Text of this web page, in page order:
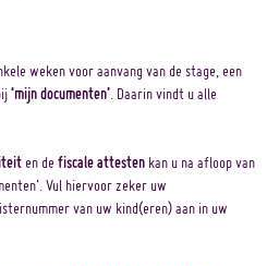
weken voor aanvang van de stage, een
‘mijn documenten’. Daarin vindt u alle
en defiscale attesten kan u na afloop van
Vul hiervoor zeker uw
van uw kind(eren) aan in uw